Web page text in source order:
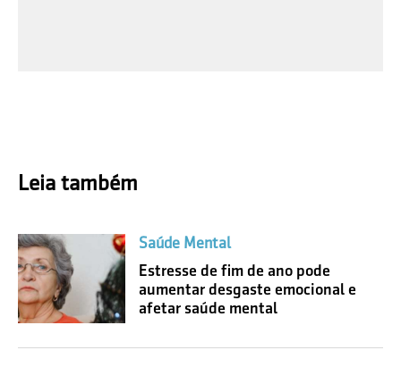
Leia também
Saúde Mental
Estresse de fim de ano pode
aumentar desgaste emocional e
afetar saúde mental